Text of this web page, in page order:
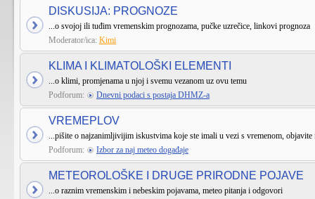
DISKUSIJA: PROGNOZE
...o svojoj ili tuđim vremenskim prognozama, pučke uzrečice, linkovi prognoza
Moderator/ica: Kimi
KLIMA I KLIMATOLOŠKI ELEMENTI
...o klimi, promjenama u njoj i svemu vezanom uz ovu temu
Podforum:
Dnevni podaci s postaja DHMZ-a
VREMEPLOV
...pišite o najzanimljivijim iskustvima koje ste imali u vezi s vremenom,
Podforum:
Izbor za naj meteo događaje
METEOROLOŠKE I DRUGE PRIRODNE POJAVE
...o raznim vremenskim i nebeskim pojavama, meteo pitanja i odgovori